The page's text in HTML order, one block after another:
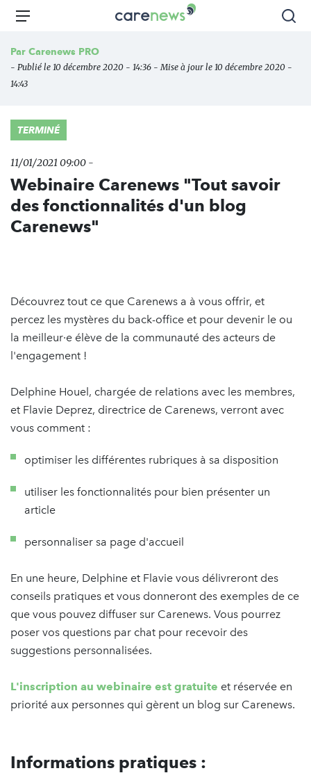
Aller
principal
Carenews,
des
Menu
Par Carenews PRO
- Publié le 10 décembre 2020 - 14:36 - Mise à jour le 10 décembre 2020 -
14:43
TERMINÉ
11/01/2021 09:00 -
Webinaire Carenews "Tout savoir
des fonctionnalités d'un blog
Carenews"
Découvrez tout ce que Carenews a à vous offrir, et
percez les mystères du back-office et pour devenir le ou
la meilleur·e élève de la communauté des acteurs de
l'engagement !
Delphine Houel, chargée de relations avec les membres,
et Flavie Deprez, directrice de Carenews, verront avec
vous comment :
optimiser les différentes rubriques à sa disposition
utiliser les fonctionnalités pour bien présenter un
article
personnaliser sa page d'accueil
En une heure, Delphine et Flavie vous délivreront des
conseils pratiques et vous donneront des exemples de ce
que vous pouvez diffuser sur Carenews. Vous pourrez
poser vos questions par chat pour recevoir des
suggestions personnalisées.
L'inscription au webinaire est gratuite et réservée en
priorité aux personnes qui gèrent un blog sur Carenews.
Informations pratiques :